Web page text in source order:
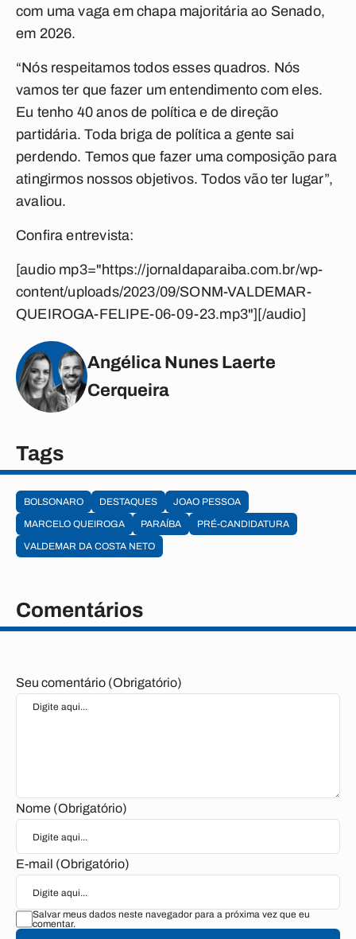
com uma vaga em chapa majoritária ao Senado,
em 2026.
“Nós respeitamos todos esses quadros. Nós
vamos ter que fazer um entendimento com eles.
Eu tenho 40 anos de política e de direção
partidária. Toda briga de política a gente sai
perdendo. Temos que fazer uma composição para
atingirmos nossos objetivos. Todos vão ter lugar”,
avaliou.
Confira entrevista:
[audio mp3="https://jornaldaparaiba.com.br/wp-
content/uploads/2023/09/SONM-VALDEMAR-
QUEIROGA-FELIPE-06-09-23.mp3"][/audio]
Angélica Nunes Laerte
Cerqueira
Tags
BOLSONARO DESTAQUES
JOAO PESSOA
MARCELO QUEIROGA
PARAÍBA
PRÉ-CANDIDATURA
VALDEMAR DA COSTA NETO
Comentários
Seu comentário (Obrigatório)
Nome (Obrigatório)
E-mail (Obrigatório)
Salvar meus dados neste navegador para a próxima vez que eu
comentar.